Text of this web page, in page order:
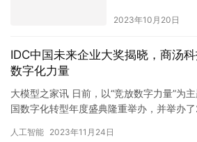
2023年10月20日
IDC中国未来企业大奖揭晓，商汤
数字化力量
大模型之家讯 日前，以“竞放数字力量”为
国数字化转型年度盛典隆重举办，并举办
人工智能 2023年11月24日